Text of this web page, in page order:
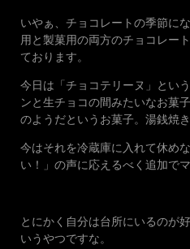
いやぁ、チョコレートの季節に
用と製菓用の両方のチョコレー
ております。
今日は「チョコテリーヌ」とい
ンと生チョコの間みたいなお菓
のようだというお菓子。湯銭焼
今はそれを冷蔵庫に入れて休め
い！」の声に応えるべく追加で
とにかく自分は台所にいるのが
いうやつですな。